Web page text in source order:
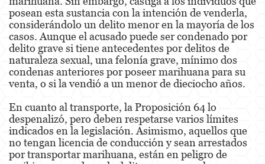
Posesión De Parafernalia De Drogas
Posesión de Sustancias Controladas
Posesión de Sustancias Controladas Para
la Venta
Transporte de una Sustancia Controlada
para la Venta
Delitos de Fraude
posean esta sustancia con la intención de venderla,
considerándolo un delito menor en la mayoría de los
casos. Aunque el acusado puede ser condenado por
delito grave si tiene antecedentes por delitos de
naturaleza sexual, una felonía grave, mínimo dos
condenas anteriores por poseer marihuana para su
venta, o si la vendió a un menor de dieciocho años.
En cuanto al transporte, la Proposición 64 lo
despenalizó, pero deben respetarse varios límites
indicados en la legislación. Asimismo, aquellos que
no tengan licencia de conducción y sean arrestados
por transportar marihuana, están en peligro de